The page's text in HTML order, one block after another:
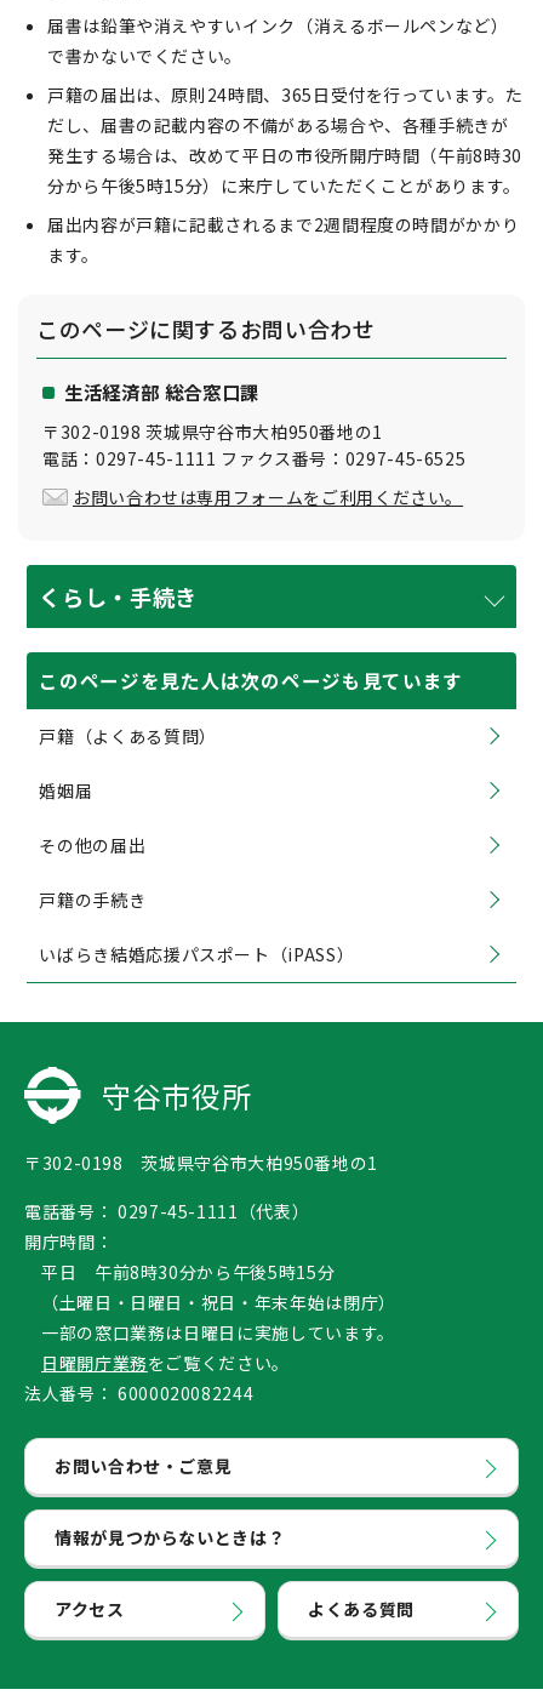
届書は鉛筆や消えやすいインク（消えるボールペンなど）
で書かないでください。
戸籍の届出は、原則24時間、365日受付を行っています。た
だし、届書の記載内容の不備がある場合や、各種手続きが
発生する場合は、改めて平日の市役所開庁時間（午前8時30
分から午後5時15分）に来庁していただくことがあります。
届出内容が戸籍に記載されるまで2週間程度の時間がかかり
ます。
このページに関するお問い合わせ
生活経済部 総合窓口課
〒302-0198 茨城県守谷市大柏950番地の1
電話：0297-45-1111 ファクス番号：0297-45-6525
お問い合わせは専用フォームをご利用ください。
くらし・手続き
このページを見た人は次のページも見ています
戸籍（よくある質問）
婚姻届
その他の届出
戸籍の手続き
いばらき結婚応援パスポート（iPASS）
守谷市役所
〒302-0198 茨城県守谷市大柏950番地の1
電話番号： 0297-45-1111（代表）
開庁時間：
平日 午前8時30分から午後5時15分
（土曜日・日曜日・祝日・年末年始は閉庁）
一部の窓口業務は日曜日に実施しています。
日曜開庁業務をご覧ください。
法人番号： 6000020082244
お問い合わせ・ご意見
情報が見つからないときは？
アクセス よくある質問